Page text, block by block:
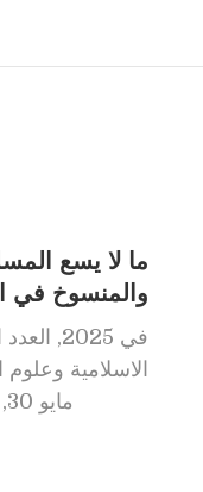
ما لا يسع
والمنسوخ في
في 2025
,
الاسلامية وعلوم
مايو 30, 2025